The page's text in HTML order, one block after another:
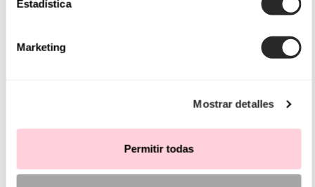
Estadística
Marketing
Mostrar detalles
Permitir todas